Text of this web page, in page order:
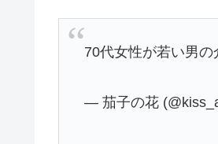
70代女性が若い男
— 茄子の花